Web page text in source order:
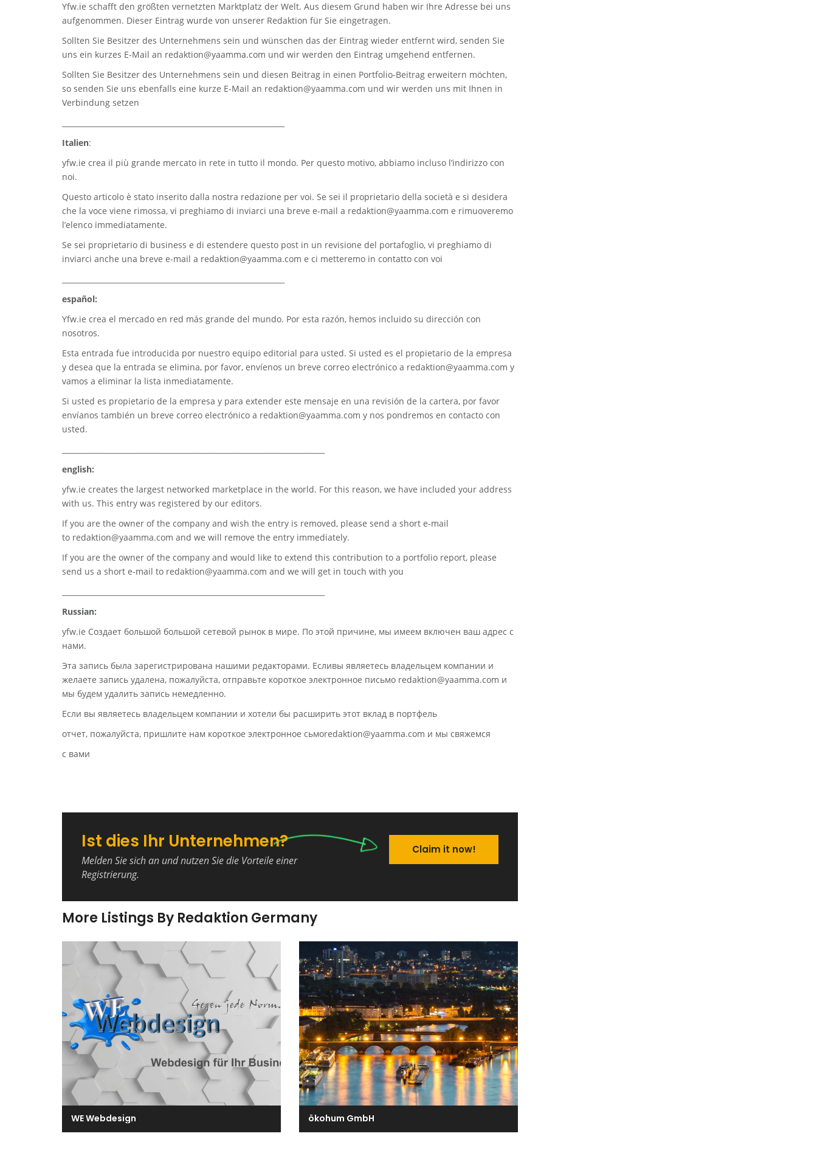
Yfw.ie schafft den größten vernetzten Marktplatz der Welt. Aus diesem Grund haben wir Ihre Adresse bei uns
aufgenommen. Dieser Eintrag wurde von unserer Redaktion für Sie eingetragen.
Sollten Sie Besitzer des Unternehmens sein und wünschen das der Eintrag wieder entfernt wird, senden Sie
uns ein kurzes E-Mail an redaktion@yaamma.com und wir werden den Eintrag umgehend entfernen.
Sollten Sie Besitzer des Unternehmens sein und diesen Beitrag in einen Portfolio-Beitrag erweitern möchten,
so senden Sie uns ebenfalls eine kurze E-Mail an redaktion@yaamma.com und wir werden uns mit Ihnen in
Verbindung setzen
Italien:
yfw.ie crea il più grande mercato in rete in tutto il mondo. Per questo motivo, abbiamo incluso l’indirizzo con
noi.
Questo articolo è stato inserito dalla nostra redazione per voi. Se sei il proprietario della società e si desidera
che la voce viene rimossa, vi preghiamo di inviarci una breve e-mail a redaktion@yaamma.com e rimuoveremo
l’elenco immediatamente.
Se sei proprietario di business e di estendere questo post in un revisione del portafoglio, vi preghiamo di
inviarci anche una breve e-mail a redaktion@yaamma.com e ci metteremo in contatto con voi
español:
Yfw.ie crea el mercado en red más grande del mundo. Por esta razón, hemos incluido su dirección con
nosotros.
Esta entrada fue introducida por nuestro equipo editorial para usted. Si usted es el propietario de la empresa
y desea que la entrada se elimina, por favor, envíenos un breve correo electrónico a redaktion@yaamma.com y
vamos a eliminar la lista inmediatamente.
Si usted es propietario de la empresa y para extender este mensaje en una revisión de la cartera, por favor
envíanos también un breve correo electrónico a redaktion@yaamma.com y nos pondremos en contacto con
usted.
english:
yfw.ie creates the largest networked marketplace in the world. For this reason, we have included your address
with us. This entry was registered by our editors.
If you are the owner of the company and wish the entry is removed, please send a short e-mail
to redaktion@yaamma.com and we will remove the entry immediately.
If you are the owner of the company and would like to extend this contribution to a portfolio report, please
send us a short e-mail to redaktion@yaamma.com and we will get in touch with you
Russian:
yfw.ie Создает большой большой сетевой рынок в мире. По этой причине, мы имеем включен ваш адрес с
нами.
Эта запись была зарегистрирована нашими редакторами. Есливы являетесь владельцем компании и
желаете запись удалена, пожалуйста, отправьте короткое электронное письмо redaktion@yaamma.com и
мы будем удалить запись немедленно.
Если вы являетесь владельцем компании и хотели бы расширить этот вклад в портфель
отчет, пожалуйста, пришлите нам короткое электронное сьмоredaktion@yaamma.com и мы свяжемся
с вами
Ist dies Ihr Unternehmen?
Melden Sie sich an und nutzen Sie die Vorteile einer
Registrierung.
Claim it now!
More Listings By Redaktion Germany
WE Webdesign ökohum GmbH